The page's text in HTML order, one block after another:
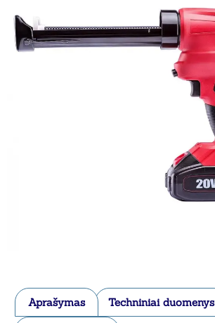
Aprašymas Techniniai duomenys